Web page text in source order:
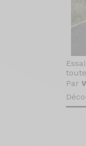
Par